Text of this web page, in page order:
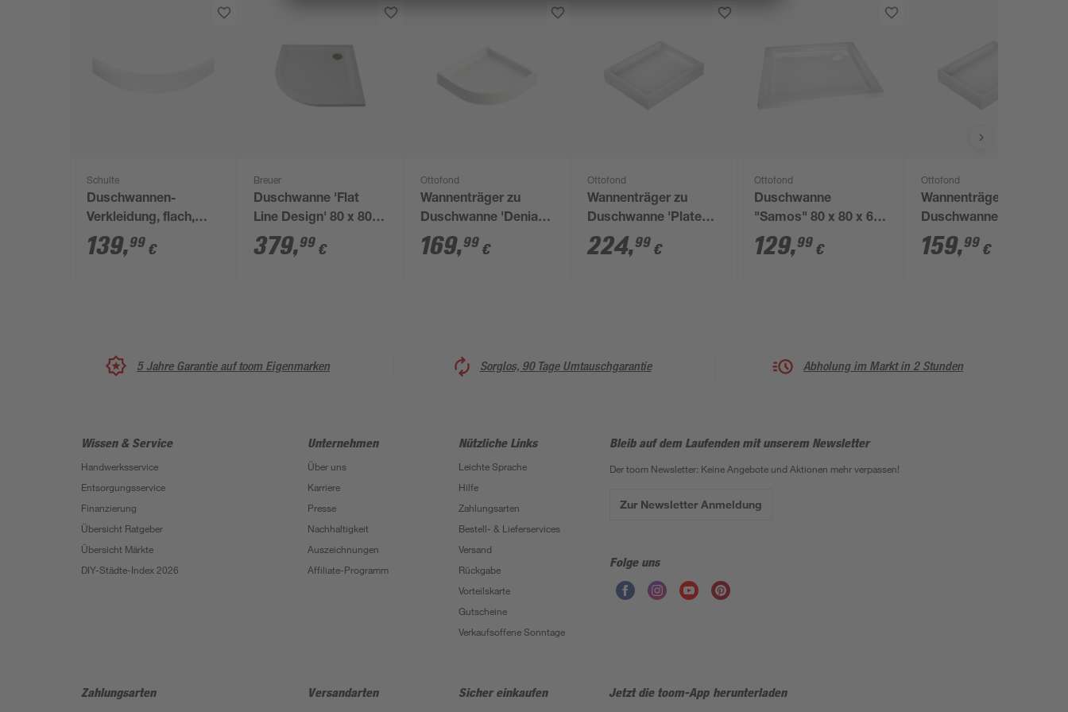
Schulte
Duschwannen-
Verkleidung, flach,
rund, 80 x 80 x 18,5
cm
139,99 €
Breuer
Duschwanne 'Flat
Line Design' 80 x 80
cm, r 50 cm weiß
379,99 €
Ottofond
Wannenträger zu
Duschwanne 'Denia'
80 cm weiß
169,99 €
Ottofond
Wannenträger zu
Duschwanne 'Plateau'
120 x 80 cm weiß
224,99 €
Ottofond
Duschwanne
"Samos" 80 x 80 x 6
cm
129,99 €
Ottofond
Wannenträger zu
Duschwanne 'Aruba'
100 x 90 cm weiß
159,99 €
5 Jahre Garantie auf toom Eigenmarken Sorglos, 90 Tage Umtauschgarantie Abholung im Markt in 2 Stunden
Wissen & Service
Handwerksservice
Entsorgungsservice
Finanzierung
Übersicht Ratgeber
Übersicht Märkte
DIY-Städte-Index 2026
Unternehmen
Über uns
Karriere
Presse
Nachhaltigkeit
Auszeichnungen
Affiliate-Programm
Nützliche Links
Leichte Sprache
Hilfe
Zahlungsarten
Bestell- & Lieferservices
Versand
Rückgabe
Vorteilskarte
Gutscheine
Verkaufsoffene Sonntage
Bleib auf dem Laufenden mit unserem Newsletter
Der toom Newsletter: Keine Angebote und Aktionen mehr verpassen!
Zur Newsletter Anmeldung
Folge uns
Zahlungsarten Versandarten Sicher einkaufen Jetzt die toom-App herunterladen